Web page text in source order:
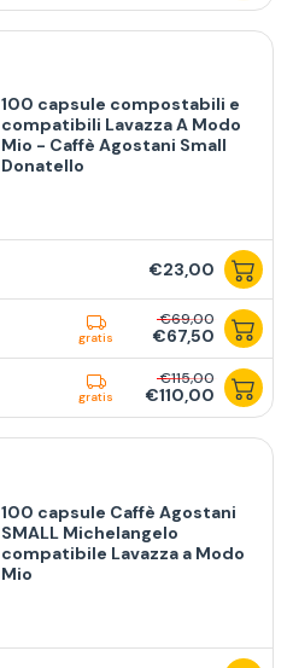
100 capsule compostabili e
compatibili Lavazza A Modo
Mio - Caffè Agostani Small
Donatello
€23,00
gratis
€69,00
€67,50
gratis
€115,00
€110,00
100 capsule Caffè Agostani
SMALL Michelangelo
compatibile Lavazza a Modo
Mio